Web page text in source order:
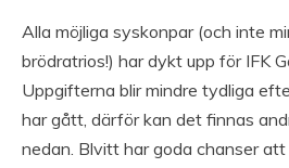
Alla möjliga syskonpar (och inte
brödratrios!) har dykt upp för IFK
Uppgifterna blir mindre tydliga
har gått, därför kan det finnas
nedan. Blvitt har goda chanser